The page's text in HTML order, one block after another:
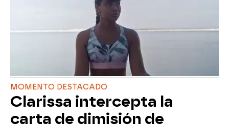
MOMENTO DESTACADO
Clarissa intercepta la
carta de dimisión de